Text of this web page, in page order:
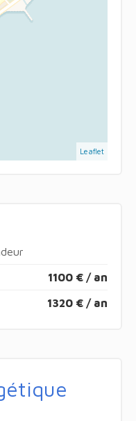
Leaflet
1100 € / an
1320 € / an